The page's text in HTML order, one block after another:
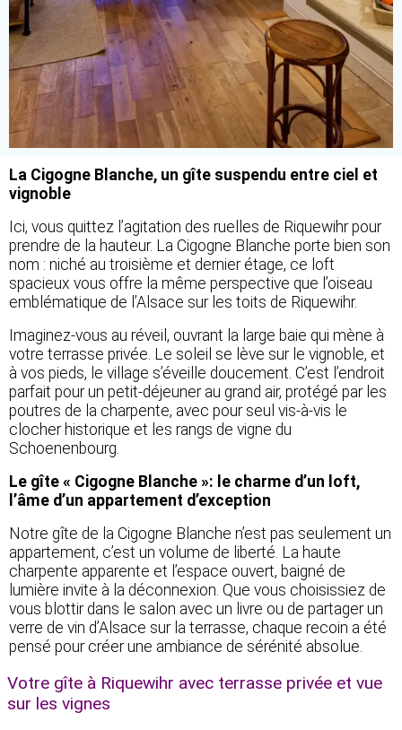
La Cigogne Blanche, un gîte suspendu entre ciel et
vignoble
Ici, vous quittez l’agitation des ruelles de Riquewihr pour
prendre de la hauteur. La Cigogne Blanche porte bien son
nom : niché au troisième et dernier étage, ce loft
spacieux vous offre la même perspective que l’oiseau
emblématique de l’Alsace sur les toits de Riquewihr.
Imaginez-vous au réveil, ouvrant la large baie qui mène à
votre terrasse privée. Le soleil se lève sur le vignoble, et
à vos pieds, le village s’éveille doucement. C’est l’endroit
parfait pour un petit-déjeuner au grand air, protégé par les
poutres de la charpente, avec pour seul vis-à-vis le
clocher historique et les rangs de vigne du
Schoenenbourg.
Le gîte « Cigogne Blanche »: le charme d’un loft,
l’âme d’un appartement d’exception
Notre gîte de la Cigogne Blanche n’est pas seulement un
appartement, c’est un volume de liberté. La haute
charpente apparente et l’espace ouvert, baigné de
lumière invite à la déconnexion. Que vous choisissiez de
vous blottir dans le salon avec un livre ou de partager un
verre de vin d’Alsace sur la terrasse, chaque recoin a été
pensé pour créer une ambiance de sérénité absolue.
Votre gîte à Riquewihr avec terrasse privée et vue
sur les vignes